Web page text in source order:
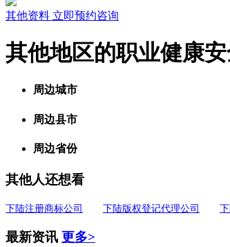
其他资料 立即预约咨询
其他地区的职业健康
周边城市
周边县市
周边省份
其他人还想看
下陆注册商标公司 下陆版权登记代理公司
最新资讯 更多>